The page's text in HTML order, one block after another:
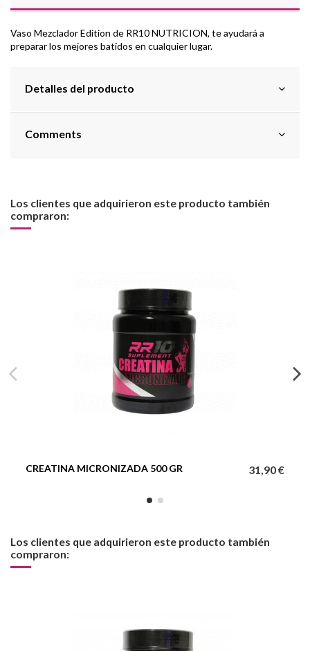
Vaso Mezclador Edition de RR10 NUTRICION, te ayudará a
preparar los mejores batidos en cualquier lugar.
Detalles del producto
Comments
Los clientes que adquirieron este producto también
compraron:
CREATINA MICRONIZADA 500 GR 31,90 €
Los clientes que adquirieron este producto también
compraron: